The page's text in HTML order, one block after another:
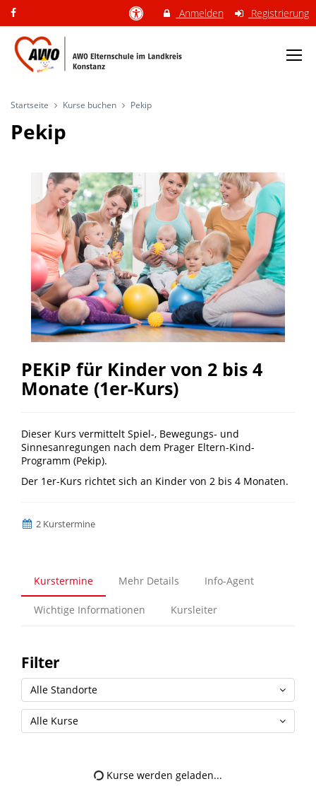
Anmelden Registrierung
Startseite Kurse buchen Pekip
Pekip
PEKiP für Kinder von 2 bis 4
Monate (1er-Kurs)
Dieser Kurs vermittelt Spiel-, Bewegungs- und
Sinnesanregungen nach dem Prager Eltern-Kind-
Programm (Pekip).
Der 1er-Kurs richtet sich an Kinder von 2 bis 4 Monaten.
2 Kurstermine
Kurstermine Mehr Details Info-Agent
Wichtige Informationen Kursleiter
Filter
Alle Standorte
Alle Kurse
Kurse werden geladen...